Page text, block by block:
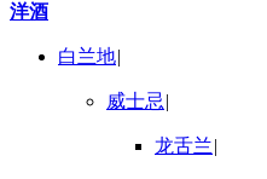
洋酒
白兰地|
威士忌|
龙舌兰|